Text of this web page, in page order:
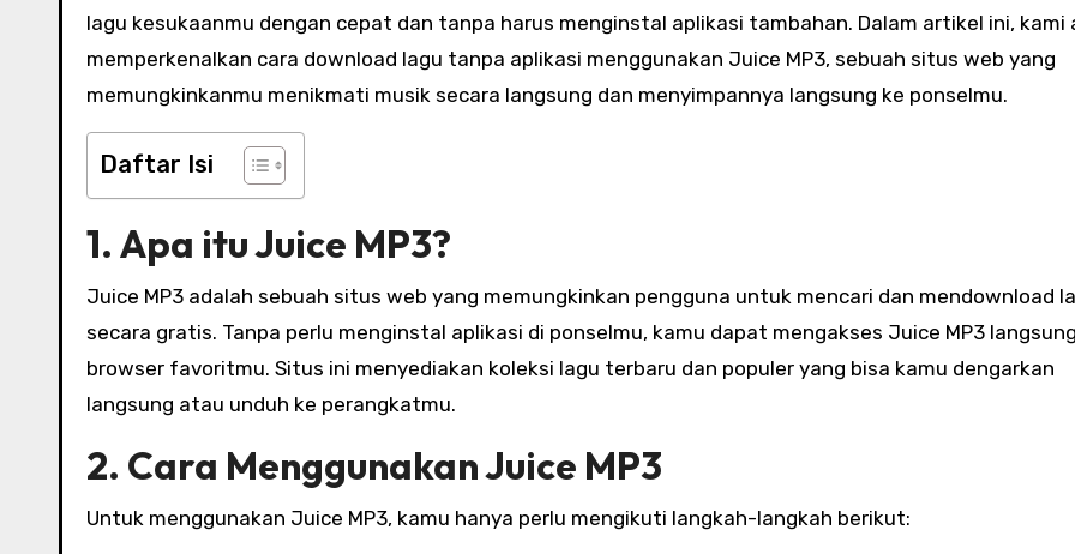
lagu kesukaanmu dengan cepat dan tanpa harus menginstal aplikasi tambahan. Dalam artikel ini, kami
memperkenalkan cara download lagu tanpa aplikasi menggunakan Juice MP3, sebuah situs web yang
memungkinkanmu menikmati musik secara langsung dan menyimpannya langsung ke ponselmu.
Daftar Isi
1. Apa itu Juice MP3?
Juice MP3 adalah sebuah situs web yang memungkinkan pengguna untuk mencari dan mendownload
secara gratis. Tanpa perlu menginstal aplikasi di ponselmu, kamu dapat mengakses Juice MP3
browser favoritmu. Situs ini menyediakan koleksi lagu terbaru dan populer yang bisa kamu dengarkan
langsung atau unduh ke perangkatmu.
2. Cara Menggunakan Juice MP3
Untuk menggunakan Juice MP3, kamu hanya perlu mengikuti langkah-langkah berikut: